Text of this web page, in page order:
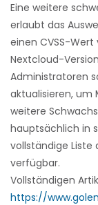
Eine weitere
erlaubt das
einen CVSS-Wert
Nextcloud-
Administratoren
aktualisieren, um
weitere
hauptsächlich in
vollständige
verfügbar.
Vollständigen
https://